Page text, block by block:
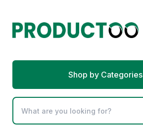
Shop by Categories